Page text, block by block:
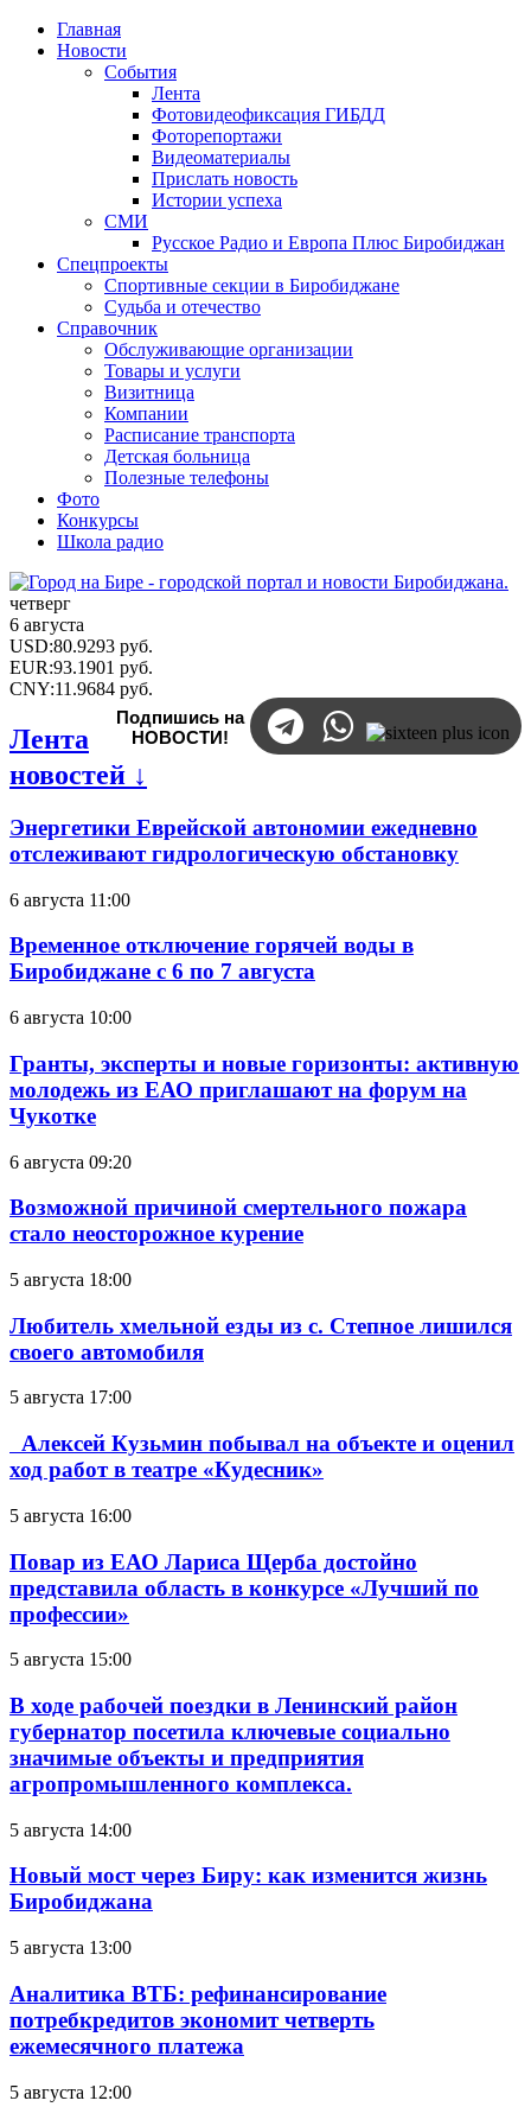
Главная
Новости
События
Лента
Фотовидеофиксация ГИБДД
Фоторепортажи
Видеоматериалы
Прислать новость
Истории успеха
СМИ
Русское Радио и Европа Плюс Биробиджан
Спецпроекты
Спортивные секции в Биробиджане
Судьба и отечество
Справочник
Обслуживающие организации
Товары и услуги
Визитница
Компании
Расписание транспорта
Детская больница
Полезные телефоны
Фото
Конкурсы
Школа радио
четверг
6 августа
USD:80.9293 руб.
EUR:93.1901 руб.
CNY:11.9684 руб.
Подпишись на
НОВОСТИ!
Лента
новостей ↓
Энергетики Еврейской автономии ежедневно
отслеживают гидрологическую обстановку
6 августа 11:00
Временное отключение горячей воды в
Биробиджане с 6 по 7 августа
6 августа 10:00
Гранты, эксперты и новые горизонты: активную
молодежь из ЕАО приглашают на форум на
Чукотке
6 августа 09:20
Возможной причиной смертельного пожара
стало неосторожное курение
5 августа 18:00
Любитель хмельной езды из с. Степное лишился
своего автомобиля
5 августа 17:00
Алексей Кузьмин побывал на объекте и оценил
ход работ в театре «Кудесник»
5 августа 16:00
Повар из ЕАО Лариса Щерба достойно
представила область в конкурсе «Лучший по
профессии»
5 августа 15:00
В ходе рабочей поездки в Ленинский район
губернатор посетила ключевые социально
значимые объекты и предприятия
агропромышленного комплекса.
5 августа 14:00
Новый мост через Биру: как изменится жизнь
Биробиджана
5 августа 13:00
Аналитика ВТБ: рефинансирование
потребкредитов экономит четверть
ежемесячного платежа
5 августа 12:00